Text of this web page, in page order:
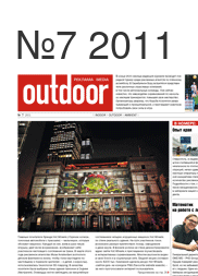
№7 2011